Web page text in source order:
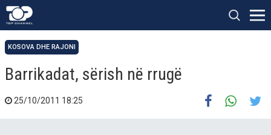
KOSOVA DHE RAJONI
Barrikadat, sërish në rrugë
25/10/2011 18:25